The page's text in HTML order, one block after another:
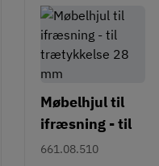
Møbelhjul til
ifræsning - til
trætykkelse 28
661.08.510